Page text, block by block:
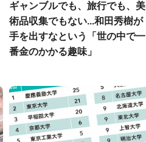
ギャンブルでも、旅行でも、美
術品収集でもない...和田秀樹が
手を出すなという「世の中で一
番金のかかる趣味」